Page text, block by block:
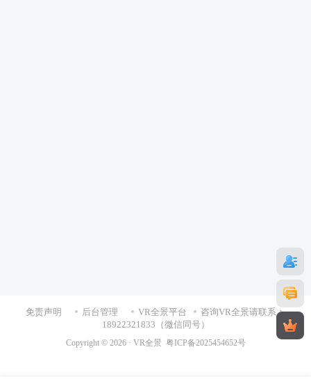
免责声明 后台管理 VR全景平台
咨询VR全景请联系：
18922321833（微信同号）
Copyright © 2026 · VR全景 粤ICP备2025454652号